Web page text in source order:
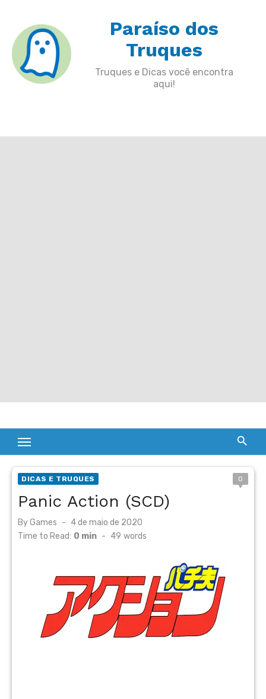
content
Paraíso dos
Truques
Truques e Dicas você encontra
aqui!
DICAS E TRUQUES 0
Panic Action (SCD)
ByGames
Posted
on
4 de maio de 2020
Time to Read: 0 min - 49 words